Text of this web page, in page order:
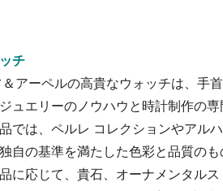
チ
アーペルの高貴なウォッチは、手
ュエリーのノウハウと時計制作の
では、ペルレ コレクションやアル
自の基準を満たした色彩と品質の
に応じて、貴石、オーナメンタル